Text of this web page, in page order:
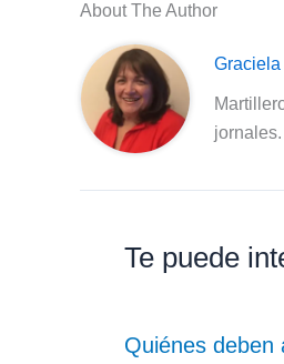
About The Author
jornales.
Te puede
Quiénes deben